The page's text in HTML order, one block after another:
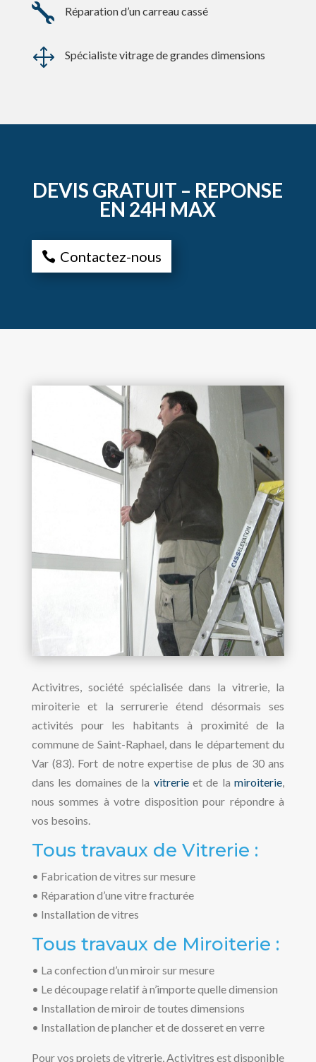
 Réparation d’un carreau cassé
1 Spécialiste vitrage de grandes dimensions
DEVIS GRATUIT – REPONSE
EN 24H MAX
Contactez-nous
Activitres, société spécialisée dans la vitrerie, la
miroiterie et la serrurerie étend désormais ses
activités pour les habitants à proximité de la
commune de Saint-Raphael, dans le département du
Var (83). Fort de notre expertise de plus de 30 ans
dans les domaines de la vitrerieet de la miroiterie
nous sommes à votre disposition pour répondre à
vos besoins.
Tous travaux de Vitrerie :
• Fabrication de vitres sur mesure
• Réparation d’une vitre fracturée
• Installation de vitres
Tous travaux de Miroiterie :
• La confection d’un miroir sur mesure
• Le découpage relatif à n’importe quelle dimension
• Installation de miroir de toutes dimensions
• Installation de plancher et de dosseret en verre
Pour vos projets de vitrerie, Activitres est disponible